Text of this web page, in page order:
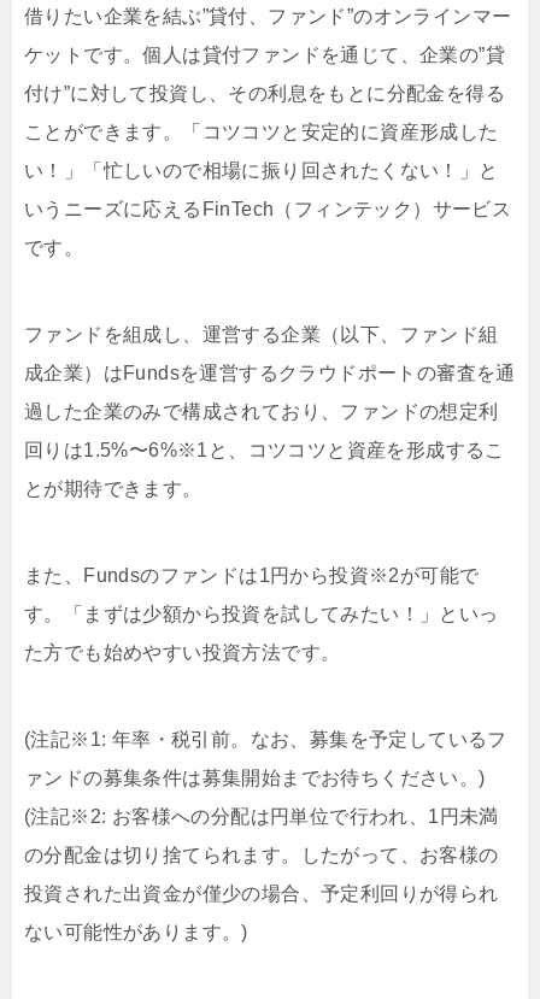
借りたい企業を結ぶ”貸付、ファンド”のオンラインマー
ケットです。個人は貸付ファンドを通じて、企業の”貸
付け”に対して投資し、その利息をもとに分配金を得る
ことができます。「コツコツと安定的に資産形成した
い！」「忙しいので相場に振り回されたくない！」と
いうニーズに応えるFinTech（フィンテック）サービス
です。
ファンドを組成し、運営する企業（以下、ファンド組
成企業）はFundsを運営するクラウドポートの審査を通
過した企業のみで構成されており、ファンドの想定利
回りは1.5%〜6%※1と、コツコツと資産を形成するこ
とが期待できます。
また、Fundsのファンドは1円から投資※2が可能で
す。「まずは少額から投資を試してみたい！」といっ
た方でも始めやすい投資方法です。
(注記※1: 年率・税引前。なお、募集を予定しているフ
ァンドの募集条件は募集開始までお待ちください。)
(注記※2: お客様への分配は円単位で行われ、1円未満
の分配金は切り捨てられます。したがって、お客様の
投資された出資金が僅少の場合、予定利回りが得られ
ない可能性があります。)